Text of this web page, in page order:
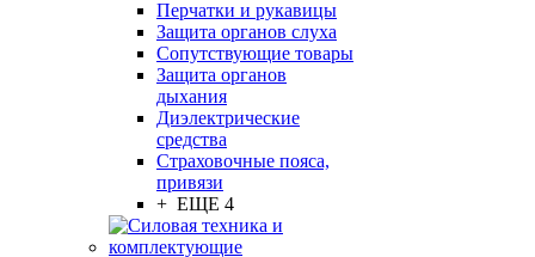
Перчатки и рукавицы
Защита органов слуха
Сопутствующие товары
Защита органов
дыхания
Диэлектрические
средства
Страховочные пояса,
привязи
+ ЕЩЕ 4